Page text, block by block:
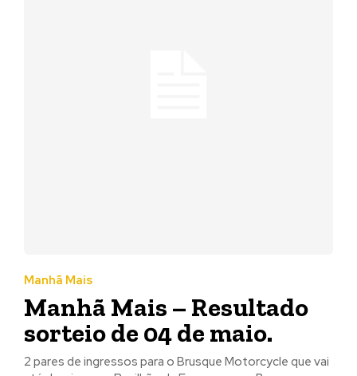
Manhã Mais
Manhã Mais – Resultado
sorteio de 04 de maio.
2 pares de ingressos para o Brusque Motorcycle que vai